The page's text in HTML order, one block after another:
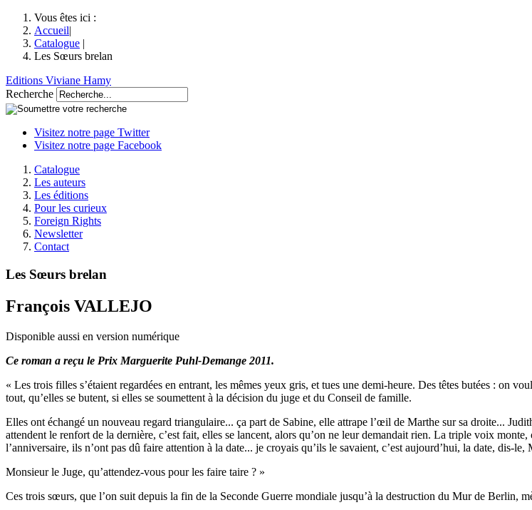
Vous êtes ici :
Accueil|
Catalogue |
Les Sœurs brelan
Editions Viviane Hamy
Recherche
Visitez notre page Twitter
Visitez notre page Facebook
Catalogue
Les auteurs
Les éditions
Pour les curieux
Foreign Rights
Newsletter
Contact
Les Sœurs brelan
François VALLEJO
Disponible aussi en version numérique
Ce roman a reçu le Prix Marguerite Puhl-Demange 2011.
« Les trois filles s’étaient regardées en entrant, les mêmes yeux gris, et tues une demi-heure. Des têtes butées : on
tout, qu’elles se butent, si elles se soumettent à la décision du juge et du Conseil de famille.
Elles ont échangé un nouveau regard triangulaire... ça part de Sabine, elle attrape l’œil de Marthe sur sa droite...
attendent le renfort de la dernière, c’est fait, elles se lancent, alors qu’on ne leur demandait rien. La triple voix
l’anniversaire, ils n’ont pas dû faire attention à la date... je croyais qu’ils le savaient, c’est aujourd’hui, la date, dis-le,
Monsieur le Juge, qu’attendez-vous pour les faire taire ? »
Ces trois sœurs, que l’on suit depuis la fin de la Seconde Guerre mondiale jusqu’à la destruction du Mur de Berlin,